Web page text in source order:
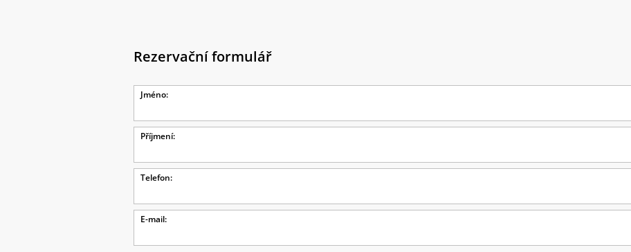
Rezervační formulář
Jméno:
Příjmení:
Telefon:
E-mail: